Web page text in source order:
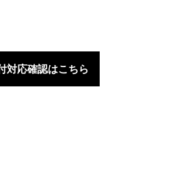
対応確認はこちら